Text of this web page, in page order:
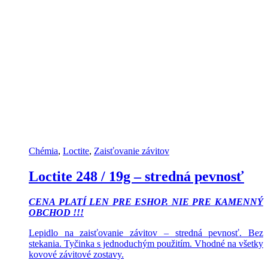
Chémia, Loctite, Zaisťovanie závitov
Loctite 248 / 19g – stredná pevnosť
CENA PLATÍ LEN PRE ESHOP. NIE PRE KAMENNÝ
OBCHOD !!!
Lepidlo na zaisťovanie závitov – stredná pevnosť. Bez
stekania. Tyčinka s jednoduchým použitím. Vhodné na všetky
kovové závitové zostavy.